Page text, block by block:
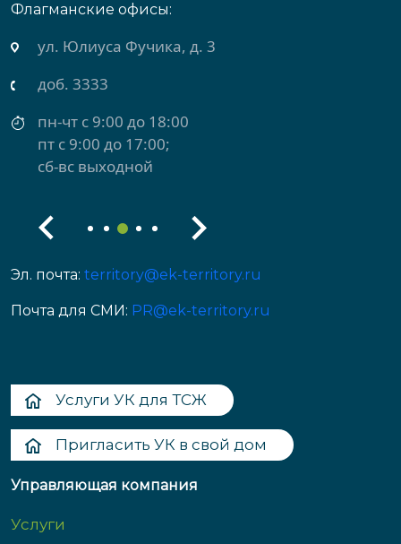
Флагманские офисы:
ул. Михеева, д. 2
доб. 3434
пн-чт с 9:00 до 18:00
пт с 9:00 до 17:00
сб-вс выходной
Эл. почта: territory@ek-territory.ru
Почта для СМИ: PR@ek-territory.ru
Услуги УК для ТСЖ
Пригласить УК в свой дом
Управляющая компания
Услуги